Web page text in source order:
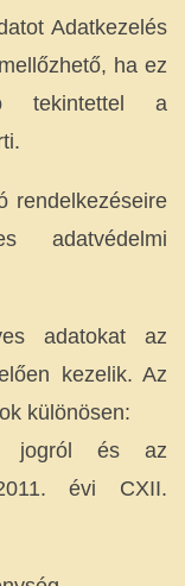
Adatkezelés
ha ez
tekintettel ​a
rendelkezéseire
adatvédelmi
adatokat az
kezelik. Az
különösen:
jogról és az
évi CXII.